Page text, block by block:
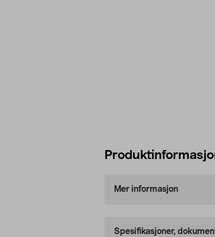
Mer informasjon
Spesifikasjoner,